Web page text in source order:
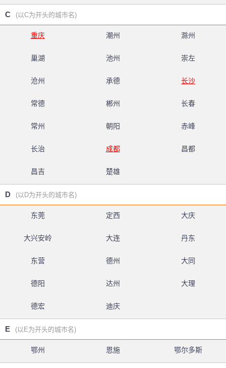
C (以C为开头的城市名)
重庆 潮州 滁州
巢湖 池州 崇左
沧州 承德 长沙
常德 郴州 长春
常州 朝阳 赤峰
长治 成都 昌都
昌吉 楚雄
D (以D为开头的城市名)
东莞 定西 大庆
大兴安岭 大连 丹东
东营 德州 大同
德阳 达州 大理
德宏 迪庆
E (以E为开头的城市名)
鄂州 恩施 鄂尔多斯